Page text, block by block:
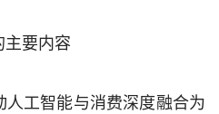
要内容
人工智能与消费深度融合为